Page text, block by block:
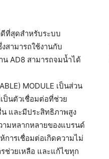
ดีที่สุดสำหรับระบบ
สามารถใช้งานกับ
น AD8 สามารถจมน้ำได้
MODULE เป็นส่วน
ป็นตัวเชื่อมต่อที่ช่วย
น และมีประสิทธิภาพสูง
ามหลากหลายของแบรนด์
การเชื่อมต่อเกิดความไม่
รช่วยเหลือ และแก้ไขทุก